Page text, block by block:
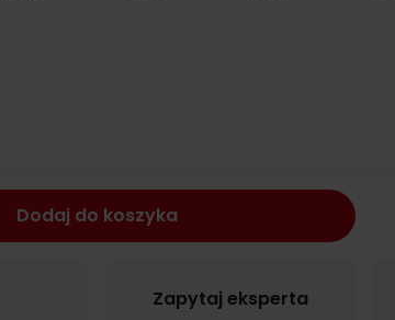
Dodaj do koszyka
Zapytaj eksperta